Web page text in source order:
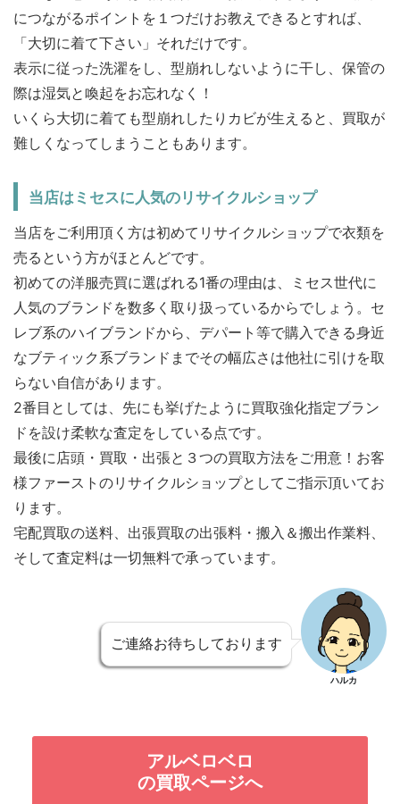
につながるポイントを１つだけお教えできるとすれば、
「大切に着て下さい」それだけです。
表示に従った洗濯をし、型崩れしないように干し、保管の
際は湿気と喚起をお忘れなく！
いくら大切に着ても型崩れしたりカビが生えると、買取が
難しくなってしまうこともあります。
当店はミセスに人気のリサイクルショップ
当店をご利用頂く方は初めてリサイクルショップで衣類を
売るという方がほとんどです。
初めての洋服売買に選ばれる1番の理由は、ミセス世代に
人気のブランドを数多く取り扱っているからでしょう。セ
レブ系のハイブランドから、デパート等で購入できる身近
なブティック系ブランドまでその幅広さは他社に引けを取
らない自信があります。
2番目としては、先にも挙げたように買取強化指定ブラン
ドを設け柔軟な査定をしている点です。
最後に店頭・買取・出張と３つの買取方法をご用意！お客
様ファーストのリサイクルショップとしてご指示頂いてお
ります。
宅配買取の送料、出張買取の出張料・搬入＆搬出作業料、
そして査定料は一切無料で承っています。
ご連絡お待ちしております
ハルカ
アルベロベロ
の買取ページへ